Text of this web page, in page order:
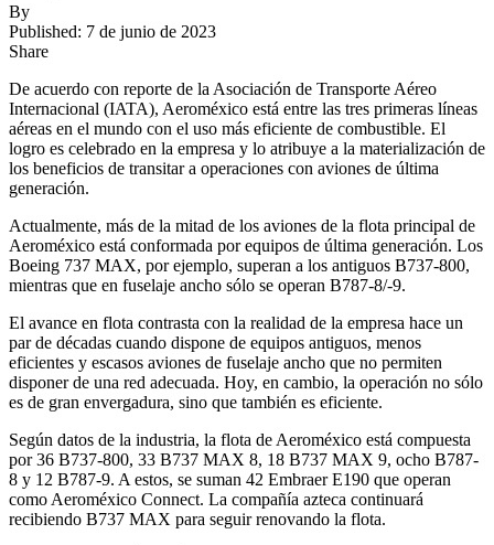
By
Published: 7 de junio de 2023
Share
De acuerdo con reporte de la Asociación de Transporte Aéreo
Internacional (IATA), Aeroméxico está entre las tres primeras líneas
aéreas en el mundo con el uso más eficiente de combustible. El
logro es celebrado en la empresa y lo atribuye a la materialización de
los beneficios de transitar a operaciones con aviones de última
generación.
Actualmente, más de la mitad de los aviones de la flota principal de
Aeroméxico está conformada por equipos de última generación. Los
Boeing 737 MAX, por ejemplo, superan a los antiguos B737-800,
mientras que en fuselaje ancho sólo se operan B787-8/-9.
El avance en flota contrasta con la realidad de la empresa hace un
par de décadas cuando dispone de equipos antiguos, menos
eficientes y escasos aviones de fuselaje ancho que no permiten
disponer de una red adecuada. Hoy, en cambio, la operación no sólo
es de gran envergadura, sino que también es eficiente.
Según datos de la industria, la flota de Aeroméxico está compuesta
por 36 B737-800, 33 B737 MAX 8, 18 B737 MAX 9, ocho B787-
8 y 12 B787-9. A estos, se suman 42 Embraer E190 que operan
como Aeroméxico Connect. La compañía azteca continuará
recibiendo B737 MAX para seguir renovando la flota.